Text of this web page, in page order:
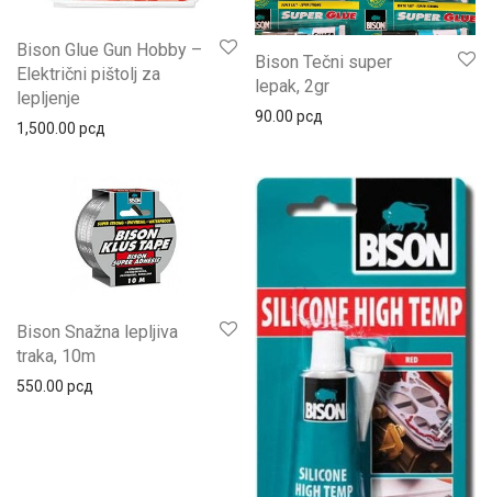
Bison Glue Gun Hobby –
Električni pištolj za
lepljenje
1,500.00 рсд
Bison Tečni super
lepak, 2gr
90.00 рсд
Bison Snažna lepljiva
traka, 10m
550.00 рсд